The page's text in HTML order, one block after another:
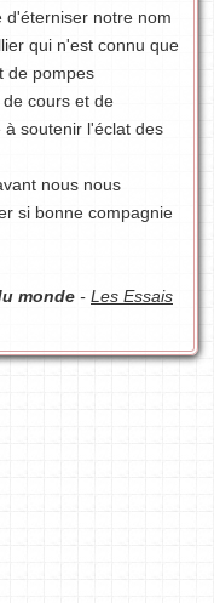
d'éterniser notre nom
qui n'est connu que
de pompes
cours et de
soutenir l'éclat des
nous nous
si bonne compagnie
monde - Les Essais